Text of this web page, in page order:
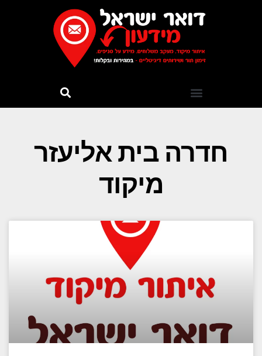
חדרה בית אליעזר
מיקוד